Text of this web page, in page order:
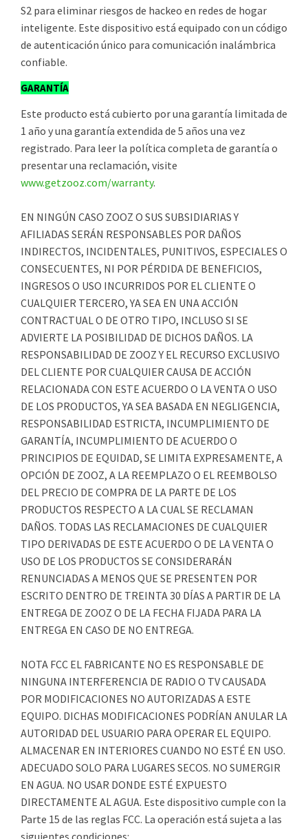
S2 para eliminar riesgos de hackeo en redes de hogar
inteligente. Este dispositivo está equipado con un código
de autenticación único para comunicación inalámbrica
confiable.
GARANTÍA
Este producto está cubierto por una garantía limitada de
1 año y una garantía extendida de 5 años una vez
registrado. Para leer la política completa de garantía o
presentar una reclamación, visite
www.getzooz.com/warranty.
EN NINGÚN CASO ZOOZ O SUS SUBSIDIARIAS Y
AFILIADAS SERÁN RESPONSABLES POR DAÑOS
INDIRECTOS, INCIDENTALES, PUNITIVOS, ESPECIALES O
CONSECUENTES, NI POR PÉRDIDA DE BENEFICIOS,
INGRESOS O USO INCURRIDOS POR EL CLIENTE O
CUALQUIER TERCERO, YA SEA EN UNA ACCIÓN
CONTRACTUAL O DE OTRO TIPO, INCLUSO SI SE
ADVIERTE LA POSIBILIDAD DE DICHOS DAÑOS. LA
RESPONSABILIDAD DE ZOOZ Y EL RECURSO EXCLUSIVO
DEL CLIENTE POR CUALQUIER CAUSA DE ACCIÓN
RELACIONADA CON ESTE ACUERDO O LA VENTA O USO
DE LOS PRODUCTOS, YA SEA BASADA EN NEGLIGENCIA,
RESPONSABILIDAD ESTRICTA, INCUMPLIMIENTO DE
GARANTÍA, INCUMPLIMIENTO DE ACUERDO O
PRINCIPIOS DE EQUIDAD, SE LIMITA EXPRESAMENTE, A
OPCIÓN DE ZOOZ, A LA REEMPLAZO O EL REEMBOLSO
DEL PRECIO DE COMPRA DE LA PARTE DE LOS
PRODUCTOS RESPECTO A LA CUAL SE RECLAMAN
DAÑOS. TODAS LAS RECLAMACIONES DE CUALQUIER
TIPO DERIVADAS DE ESTE ACUERDO O DE LA VENTA O
USO DE LOS PRODUCTOS SE CONSIDERARÁN
RENUNCIADAS A MENOS QUE SE PRESENTEN POR
ESCRITO DENTRO DE TREINTA 30 DÍAS A PARTIR DE LA
ENTREGA DE ZOOZ O DE LA FECHA FIJADA PARA LA
ENTREGA EN CASO DE NO ENTREGA.
NOTA FCC EL FABRICANTE NO ES RESPONSABLE DE
NINGUNA INTERFERENCIA DE RADIO O TV CAUSADA
POR MODIFICACIONES NO AUTORIZADAS A ESTE
EQUIPO. DICHAS MODIFICACIONES PODRÍAN ANULAR LA
AUTORIDAD DEL USUARIO PARA OPERAR EL EQUIPO.
ALMACENAR EN INTERIORES CUANDO NO ESTÉ EN USO.
ADECUADO SOLO PARA LUGARES SECOS. NO SUMERGIR
EN AGUA. NO USAR DONDE ESTÉ EXPUESTO
DIRECTAMENTE AL AGUA. Este dispositivo cumple con la
Parte 15 de las reglas FCC. La operación está sujeta a las